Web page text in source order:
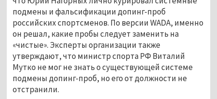
подмены и фальсификации допинг-проб
российских спортсменов. По версии WADA, именно
он решал, какие пробы следует заменить на
«чистые». Эксперты организации также
утверждают, что министр спорта РФ Виталий
Мутко не мог не знать о существующей системе
подмены допинг-проб, но его от должности не
отстранили.